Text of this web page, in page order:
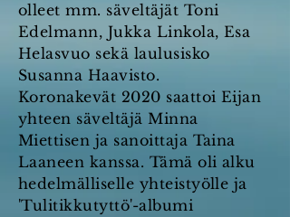
olleet mm. säveltäjät Toni
Edelmann, Jukka Linkola, Esa
Helasvuo sekä laulusisko
Susanna Haavisto.
Koronakevät 2020 saattoi Eijan
yhteen säveltäjä Minna
Miettisen ja sanoittaja Taina
Laaneen kanssa. Tämä oli alku
hedelmälliselle yhteistyölle ja
'Tulitikkutyttö'-albumi